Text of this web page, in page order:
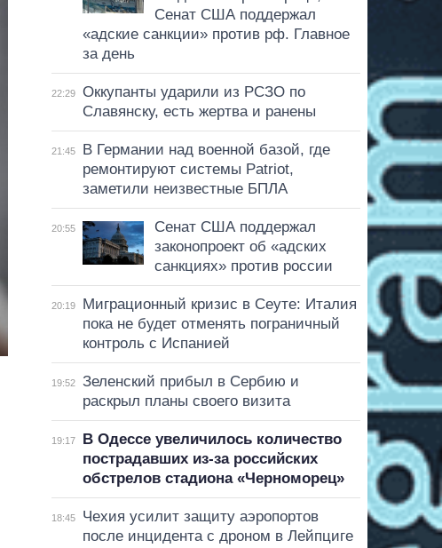
Сенат США поддержал
«адские санкции» против рф. Главное
за день
22:29
Оккупанты ударили из РСЗО по
Славянску, есть жертва и ранены
21:45
В Германии над военной базой, где
ремонтируют системы Patriot,
заметили неизвестные БПЛА
20:55
Сенат США поддержал
законопроект об «адских
санкциях» против россии
20:19
Миграционный кризис в Сеуте: Италия
пока не будет отменять пограничный
контроль с Испанией
19:52
Зеленский прибыл в Сербию и
раскрыл планы своего визита
19:17
В Одессе увеличилось количество
пострадавших из-за российских
обстрелов стадиона «Черноморец»
18:45
Чехия усилит защиту аэропортов
после инцидента с дроном в Лейпциге